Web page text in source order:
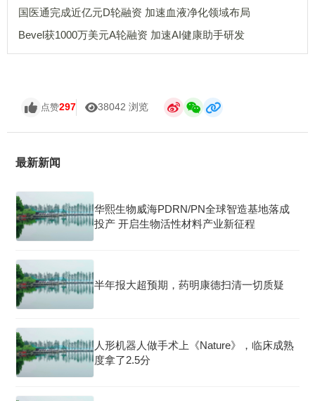
国医通完成近亿元D轮融资 加速血液净化领域布局
Bevel获1000万美元A轮融资 加速AI健康助手研发
点赞297 38042 浏览
最新新闻
华熙生物威海PDRN/PN全球智造基地落成
投产 开启生物活性材料产业新征程
半年报大超预期，药明康德扫清一切质疑
人形机器人做手术上《Nature》，临床成熟
度拿了2.5分